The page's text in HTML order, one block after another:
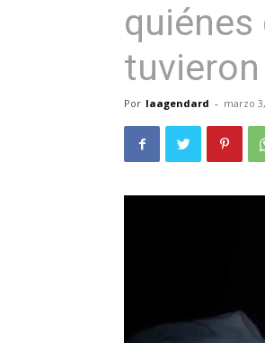
Por laagendard - marzo